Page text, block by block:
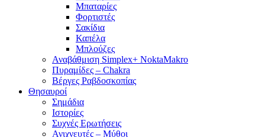
Μπαταρίες
Φορτιστές
Σακίδια
Καπέλα
Μπλούζες
Αναβάθμιση Simplex+ NoktaMakro
Πυραμίδες – Chakra
Βέργες Ραβδοσκοπίας
Θησαυροί
Σημάδια
Ιστορίες
Συχνές Ερωτήσεις
Ανιχνευτές – Μύθοι